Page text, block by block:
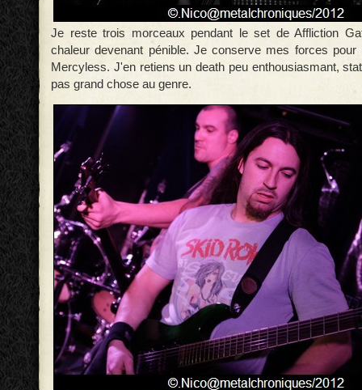
Je reste trois morceaux pendant le set de Affliction
chaleur devenant pénible. Je conserve mes forces pour
Mercyless. J'en retiens un death peu enthousiasmant,
pas grand chose au genre.